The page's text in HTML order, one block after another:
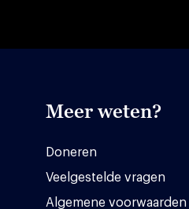
Meer weten?
Doneren
Veelgestelde vragen
Algemene voorwaarden